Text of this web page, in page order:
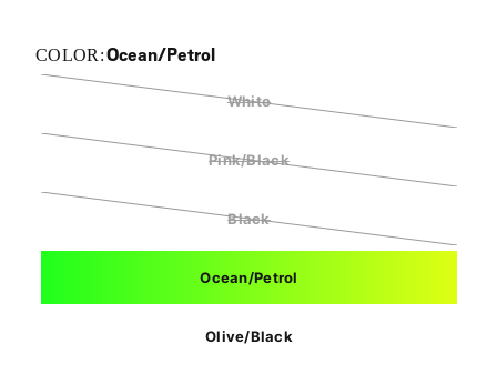
COLOR:Ocean/Petrol
White
Pink/Black
Black
Ocean/Petrol
Olive/Black